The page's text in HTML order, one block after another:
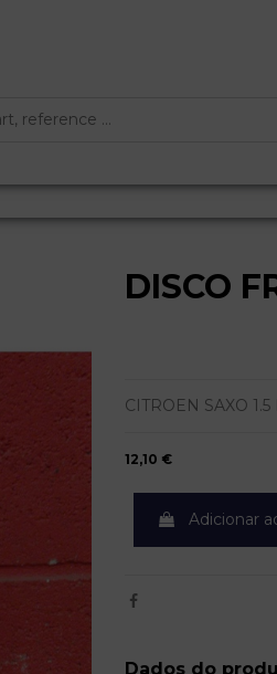
DISCO
CITROEN SAXO
12,10 €
Adicionar
Dados do